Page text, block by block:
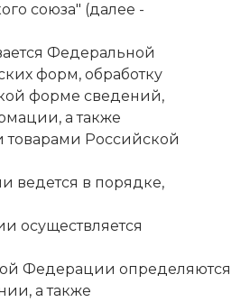
союза" (далее -
Федеральной
форм, обработку
форме сведений,
а также
товарами Российской
ведется в порядке,
осуществляется
Федерации определяются
а также